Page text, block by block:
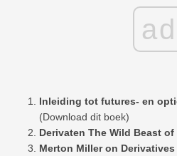
ad
Inleiding tot futures- en
(Download dit boek)
Derivaten The Wild Beast
Merton Miller on Derivatives